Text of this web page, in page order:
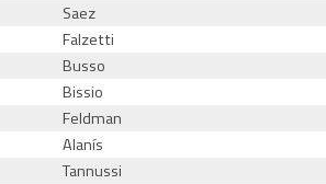
Saez
Falzetti
Busso
Bissio
Feldman
Alanís
Tannussi